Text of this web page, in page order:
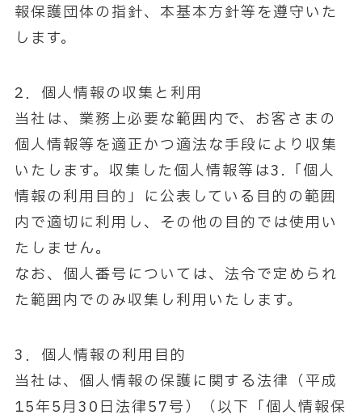
報保護団体の指針、本基本方針等を遵守いた
します。
2．個人情報の収集と利用
当社は、業務上必要な範囲内で、お客さまの
個人情報等を適正かつ適法な手段により収集
いたします。収集した個人情報等は3.「個人
情報の利用目的」に公表している目的の範囲
内で適切に利用し、その他の目的では使用い
たしません。
なお、個人番号については、法令で定められ
た範囲内でのみ収集し利用いたします。
3．個人情報の利用目的
当社は、個人情報の保護に関する法律（平成
15年5月30日法律57号）（以下「個人情報保